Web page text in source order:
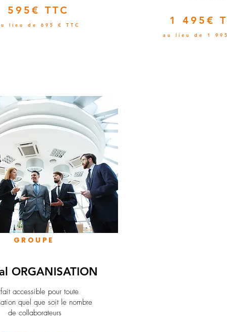
595€ TTC
lieu de 695 € TTC 1 495€
au lieu de 1
GROUPE
ORGANISATION
accessible pour toute
quel que soit le nombre
de collaborateurs